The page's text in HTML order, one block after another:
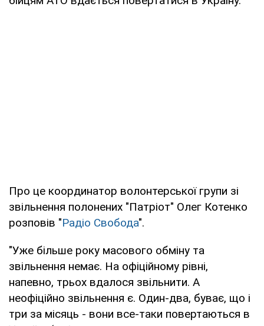
Про це координатор волонтерської групи зі
звільнення полонених "Патріот" Олег Котенко
розповів "Радіо Свобода".
"Уже більше року масового обміну та
звільнення немає. На офіційному рівні,
напевно, трьох вдалося звільнити. А
неофіційно звільнення є. Один-два, буває, що і
три за місяць - вони все-таки повертаються в